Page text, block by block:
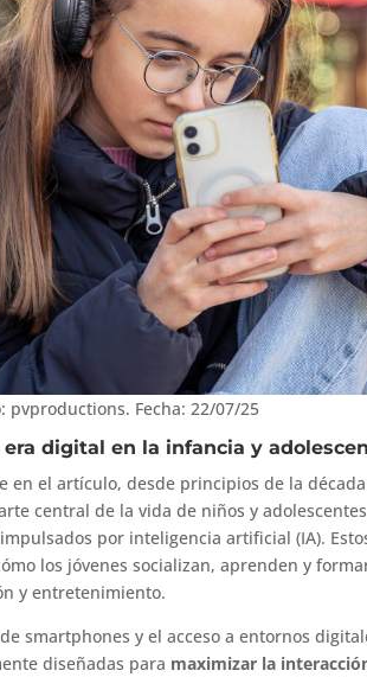
pvproductions. Fecha: 22/07/25
digital en la infancia y
en el artículo, desde principios de la
central de la vida de niños y
por inteligencia artificial (IA).
los jóvenes socializan, aprenden y
y entretenimiento.
smartphones y el acceso a entornos
diseñadas para maximizar la